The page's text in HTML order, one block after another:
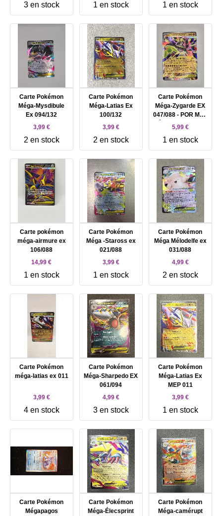
3 en stock 1 en stock 1 en stock
Carte Pokémon
Méga-Mysdibule
Ex 094/132
3,99 €
2 en stock
Carte Pokémon
Méga-Latias Ex
100/132
3,99 €
2 en stock
Carte Pokémon
Méga-Zygarde EX
047/088 - POR ME3
Équilibre Parfait
5,99 €
1 en stock
Carte pokémon
méga-airmure ex
106/088
14,99 €
1 en stock
Carte Pokémon
Méga -Staross ex
021/088
3,99 €
1 en stock
Carte Pokémon
Méga Mélodelfe ex
031/088
4,99 €
2 en stock
Carte Pokémon
méga-latias ex 011
3,99 €
4 en stock
Carte Pokémon
Méga-Sharpedo EX
061/094
4,99 €
3 en stock
Carte Pokémon
Méga-Latias Ex
MEP 011
3,99 €
1 en stock
Carte Pokémon
Mégapagos
Carte Pokémon
Méga-Élecsprint
Carte Pokémon
Méga-camérupt